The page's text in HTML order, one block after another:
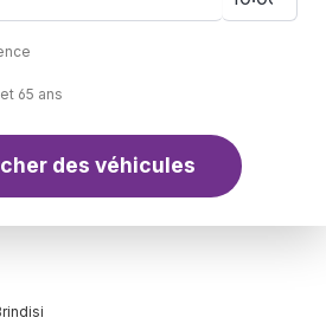
65 ans
des véhicules